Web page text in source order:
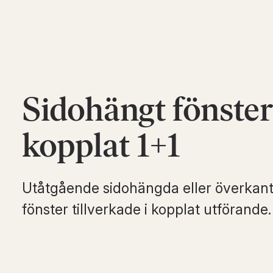
Sidohängt fönster
kopplat 1+1
Utåtgående sidohängda eller
fönster tillverkade i kopplat utförande.